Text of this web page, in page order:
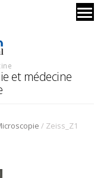
et médecine
/ Zeiss_Z1